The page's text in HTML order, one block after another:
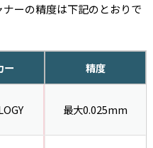
ーの精度は下記のとおりで
ー 精度
最大0.025mm